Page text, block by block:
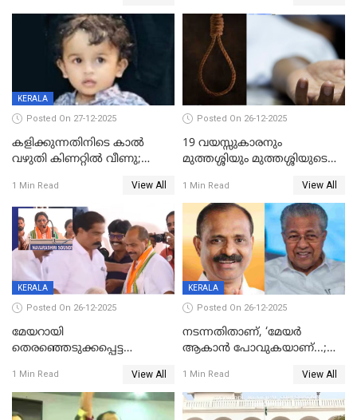
KERALA
Posted On 27-12-2025
കളിക്കുന്നതിനിടെ കാൽ
വഴുതി കിണറ്റിൽ വീണു;
ദാരുണാന്ത്യം
1 Min Read View All
Posted On 26-12-2025
19 വയസ്സുകാരനും
മുത്തശ്ശിയും മുത്തശ്ശിയുടെ
മരിച്ചനിലയിൽ
1 Min Read View All
KERALA
Posted On 26-12-2025
മേയറായി
തെരഞ്ഞെടുക്കപ്പെട്ട
ആദ്യ വോട്ട് അസാധു; കണ്ണൂർ
ഡെപ്യൂട്ടി മേയർ സ്ഥാനത്ത്
താഹിറിന് വിജയം
1 Min Read View All
KERALA
Posted On 26-12-2025
നടന്നതിതാണ്, ‘മേയർ
ആകാൻ പോവുകയാണ്...;
മുഖ്യമന്ത്രിയുടെ ഓഫീസ്
തന്നെ വിശദീകരിയ്ക്കുന്നു;
സത്യമിതാണ്
1 Min Read View All